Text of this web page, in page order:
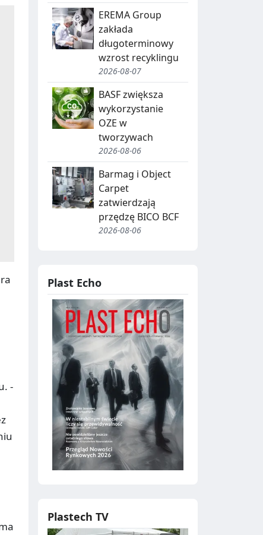
-
EREMA Group
zakłada
długoterminowy
wzrost recyklingu
2026-08-07
BASF zwiększa
wykorzystanie
OZE w
tworzywach
2026-08-06
Barmag i Object
Carpet
zatwierdzają
przędzę BICO BCF
2026-08-06
Plast Echo
Plastech TV